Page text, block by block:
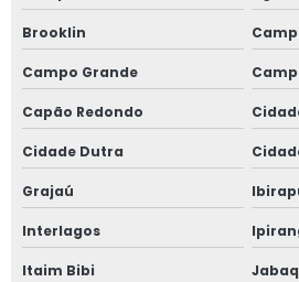
Brooklin
Campo Grande
Capão Redondo
Cidade Dutra
Grajaú
Interlagos
Itaim Bibi